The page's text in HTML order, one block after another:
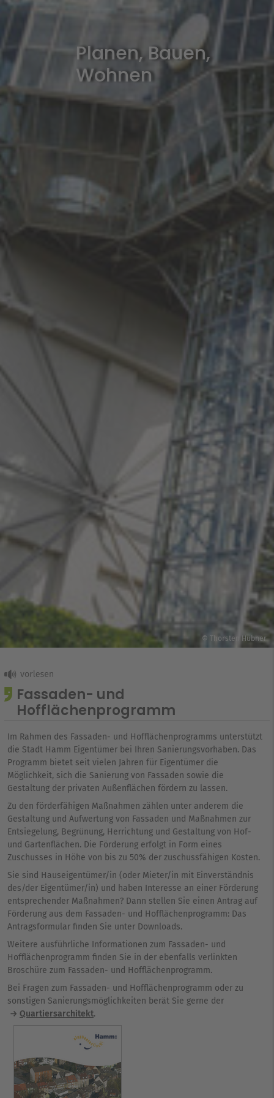
Planen, Bauen,
Wohnen
© Thorsten Hübner
Fassaden- und
Hofflächenprogramm
Im Rahmen des Fassaden- und Hofflächenprogramms unterstützt
die Stadt Hamm Eigentümer bei Ihren Sanierungsvorhaben. Das
Programm bietet seit vielen Jahren für Eigentümer die
Möglichkeit, sich die Sanierung von Fassaden sowie die
Gestaltung der privaten Außenflächen fördern zu lassen.
Zu den förderfähigen Maßnahmen zählen unter anderem die
Gestaltung und Aufwertung von Fassaden und Maßnahmen zur
Entsiegelung, Begrünung, Herrichtung und Gestaltung von Hof-
und Gartenflächen. Die Förderung erfolgt in Form eines
Zuschusses in Höhe von bis zu 50% der zuschussfähigen Kosten.
Sie sind Hauseigentümer/in (oder Mieter/in mit Einverständnis
des/der Eigentümer/in) und haben Interesse an einer Förderung
entsprechender Maßnahmen? Dann stellen Sie einen Antrag auf
Förderung aus dem Fassaden- und Hofflächenprogramm: Das
Antragsformular finden Sie unter Downloads.
Weitere ausführliche Informationen zum Fassaden- und
Hofflächenprogramm finden Sie in der ebenfalls verlinkten
Broschüre zum Fassaden- und Hofflächenprogramm.
Bei Fragen zum Fassaden- und Hofflächenprogramm oder zu
sonstigen Sanierungsmöglichkeiten berät Sie gerne der
Quartiersarchitekt.